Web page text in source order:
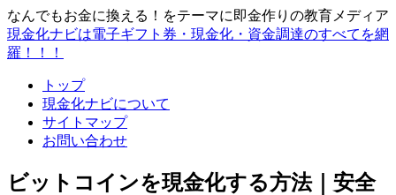
なんでもお金に換える！をテーマに即金作りの教育メディア
現金化ナビは電子ギフト券・現金化・資金調達のすべてを網
羅！！！
トップ
現金化ナビについて
サイトマップ
お問い合わせ
ビットコインを現金化する方法｜安全